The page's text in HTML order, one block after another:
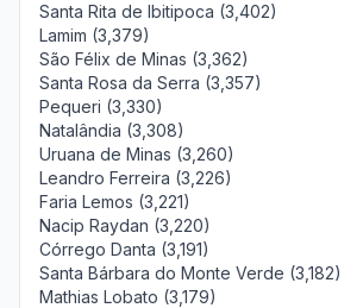
Santa Rita de Ibitipoca (3,402)
Lamim (3,379)
São Félix de Minas (3,362)
Santa Rosa da Serra (3,357)
Pequeri (3,330)
Natalândia (3,308)
Uruana de Minas (3,260)
Leandro Ferreira (3,226)
Faria Lemos (3,221)
Nacip Raydan (3,220)
Córrego Danta (3,191)
Santa Bárbara do Monte Verde (3,182)
Mathias Lobato (3,179)